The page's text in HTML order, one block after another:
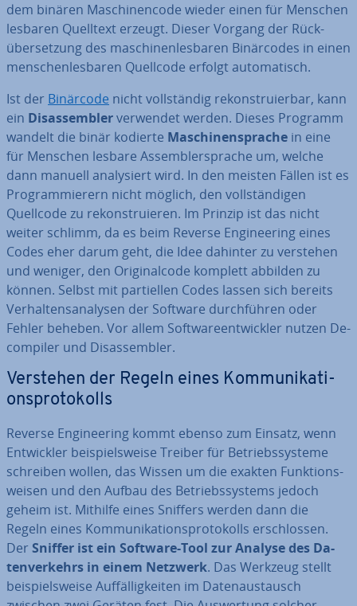
dem binären Ma­schi­nen­code wieder einen für Menschen
lesbaren Quelltext erzeugt. Dieser Vorgang der Rück­
über­set­zung des ma­schi­nen­les­ba­ren Bi­när­codes in einen
men­schen­les­ba­ren Quellcode erfolgt au­to­ma­tisch.
Ist der Binärcode nicht voll­stän­dig re­kon­stru­ier­bar, kann
ein Dis­as­sem­blerverwendet werden. Dieses Programm
wandelt die binär kodierte Ma­schi­nen­spra­che in eine
für Menschen lesbare As­sem­bler­spra­che um, welche
dann manuell ana­ly­siert wird. In den meisten Fällen ist es
Pro­gram­mie­rern nicht möglich, den voll­stän­di­gen
Quellcode zu re­kon­stru­ie­ren. Im Prinzip ist das nicht
weiter schlimm, da es beim Reverse En­gi­nee­ring eines
Codes eher darum geht, die Idee dahinter zu verstehen
und weniger, den Ori­gi­nal­code komplett abbilden zu
können. Selbst mit par­ti­el­len Codes lassen sich bereits
Ver­hal­tens­ana­ly­sen der Software durch­füh­ren oder
Fehler beheben. Vor allem Soft­ware­ent­wick­ler nutzen De­
com­pi­ler und Dis­as­sem­bler.
Verstehen der Regeln eines Kom­mu­ni­ka­ti­
ons­pro­to­kolls
Reverse En­gi­nee­ring kommt ebenso zum Einsatz, wenn
Ent­wick­ler bei­spiels­wei­se Treiber für Be­triebs­sys­te­me
schreiben wollen, das Wissen um die exakten Funk­ti­ons­
wei­sen und den Aufbau des Be­triebs­sys­tems jedoch
geheim ist. Mithilfe eines Sniffers werden dann die
Regeln eines Kom­mu­ni­ka­ti­ons­pro­to­kolls er­schlos­sen.
Der Sniffer ist ein Software-Tool zur Analyse des Da­
ten­ver­kehrs in einem Netzwerk. Das Werkzeug stellt
bei­spiels­wei­se Auf­fäl­lig­kei­ten im Da­ten­aus­tausch